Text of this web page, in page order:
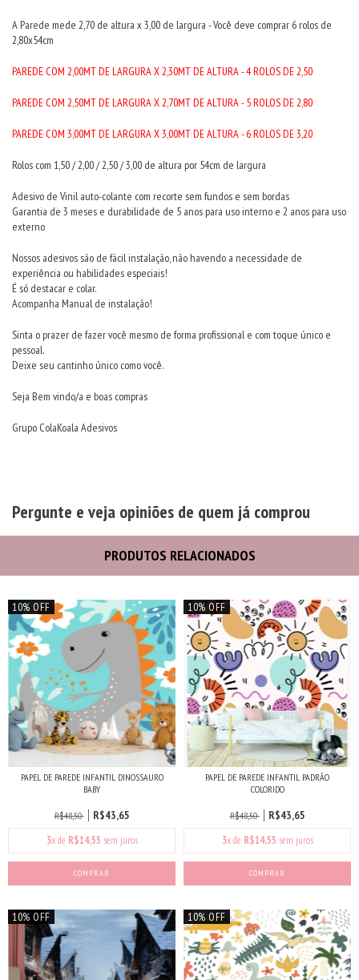
A Parede mede 2,70 de altura x 3,00 de largura - Você deve comprar 6 rolos de
2,80x54cm
PAREDE COM 2,00MT DE LARGURA X 2,30MT DE ALTURA - 4 ROLOS DE 2,50
PAREDE COM 2,50MT DE LARGURA X 2,70MT DE ALTURA - 5 ROLOS DE 2,80
PAREDE COM 3,00MT DE LARGURA X 3,00MT DE ALTURA - 6 ROLOS DE 3,20
Rolos com 1,50 / 2,00 / 2,50 / 3,00 de altura por 54cm de largura
Adesivo de Vinil auto-colante com recorte sem fundos e sem bordas
Garantia de 3 meses e durabilidade de 5 anos para uso interno e 2 anos para uso
externo
Nossos adesivos são de fácil instalação, não havendo a necessidade de
experiência ou habilidades especiais!
É só destacar e colar.
Acompanha Manual de instalação!
Sinta o prazer de fazer você mesmo de forma profissional e com toque único e
pessoal.
Deixe seu cantinho único como você.
Seja Bem vindo/a e boas compras
Grupo ColaKoala Adesivos
Pergunte e veja opiniões de quem já comprou
PRODUTOS RELACIONADOS
10% OFF
PAPEL DE PAREDE INFANTIL DINOSSAURO
BABY
R$48,50 R$43,65
3x de R$14,55 sem juros
COMPRAR
10% OFF
PAPEL DE PAREDE INFANTIL PADRÃO
COLORIDO
R$48,50 R$43,65
3x de R$14,55 sem juros
COMPRAR
10% OFF 10% OFF